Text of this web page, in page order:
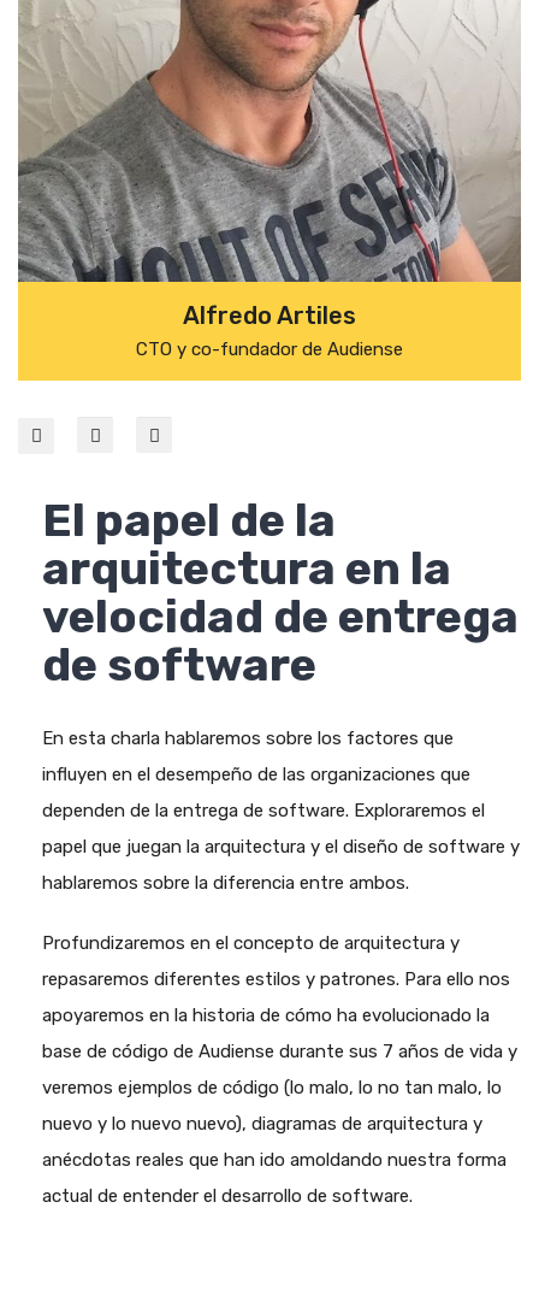
Alfredo Artiles
CTO y co-fundador de Audiense
El papel de la
arquitectura en la
velocidad de entrega
de software
En esta charla hablaremos sobre los factores que
influyen en el desempeño de las organizaciones que
dependen de la entrega de software. Exploraremos el
papel que juegan la arquitectura y el diseño de software y
hablaremos sobre la diferencia entre ambos.
Profundizaremos en el concepto de arquitectura y
repasaremos diferentes estilos y patrones. Para ello nos
apoyaremos en la historia de cómo ha evolucionado la
base de código de Audiense durante sus 7 años de vida y
veremos ejemplos de código (lo malo, lo no tan malo, lo
nuevo y lo nuevo nuevo), diagramas de arquitectura y
anécdotas reales que han ido amoldando nuestra forma
actual de entender el desarrollo de software.